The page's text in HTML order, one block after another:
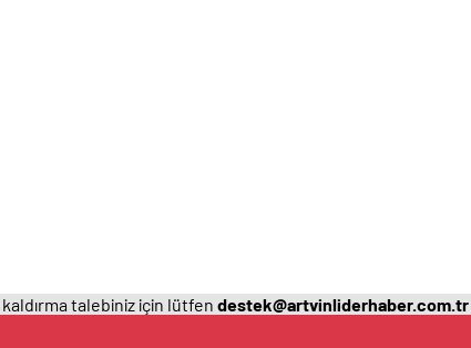
talebiniz için lütfen destek@artvinliderhaber.com.tr